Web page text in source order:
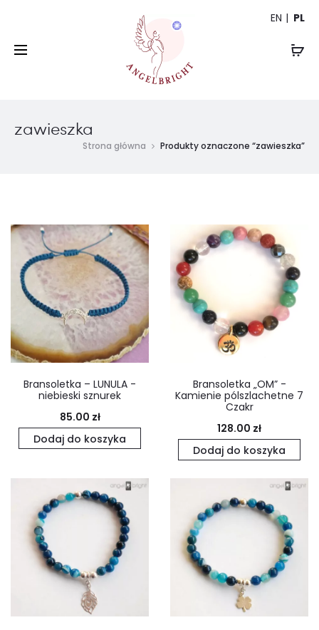
EN PL
zawieszka
Strona główna Produkty oznaczone “zawieszka”
Bransoletka – LUNULA -
niebieski sznurek
85.00 zł
Dodaj do koszyka
Bransoletka „OM” -
Kamienie pólszlachetne 7
Czakr
128.00 zł
Dodaj do koszyka